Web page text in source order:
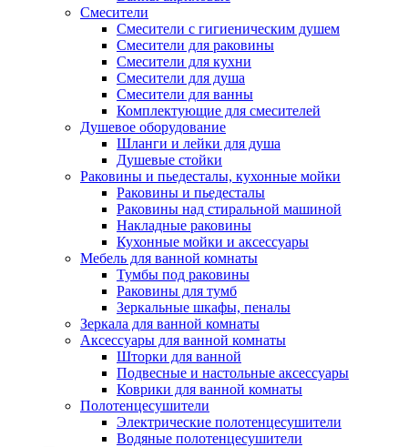
Смесители
Смесители с гигиеническим душем
Смесители для раковины
Смесители для кухни
Смесители для душа
Смесители для ванны
Комплектующие для смесителей
Душевое оборудование
Шланги и лейки для душа
Душевые стойки
Раковины и пьедесталы, кухонные мойки
Раковины и пьедесталы
Раковины над стиральной машиной
Накладные раковины
Кухонные мойки и аксессуары
Мебель для ванной комнаты
Тумбы под раковины
Раковины для тумб
Зеркальные шкафы, пеналы
Зеркала для ванной комнаты
Аксессуары для ванной комнаты
Шторки для ванной
Подвесные и настольные аксессуары
Коврики для ванной комнаты
Полотенцесушители
Электрические полотенцесушители
Водяные полотенцесушители